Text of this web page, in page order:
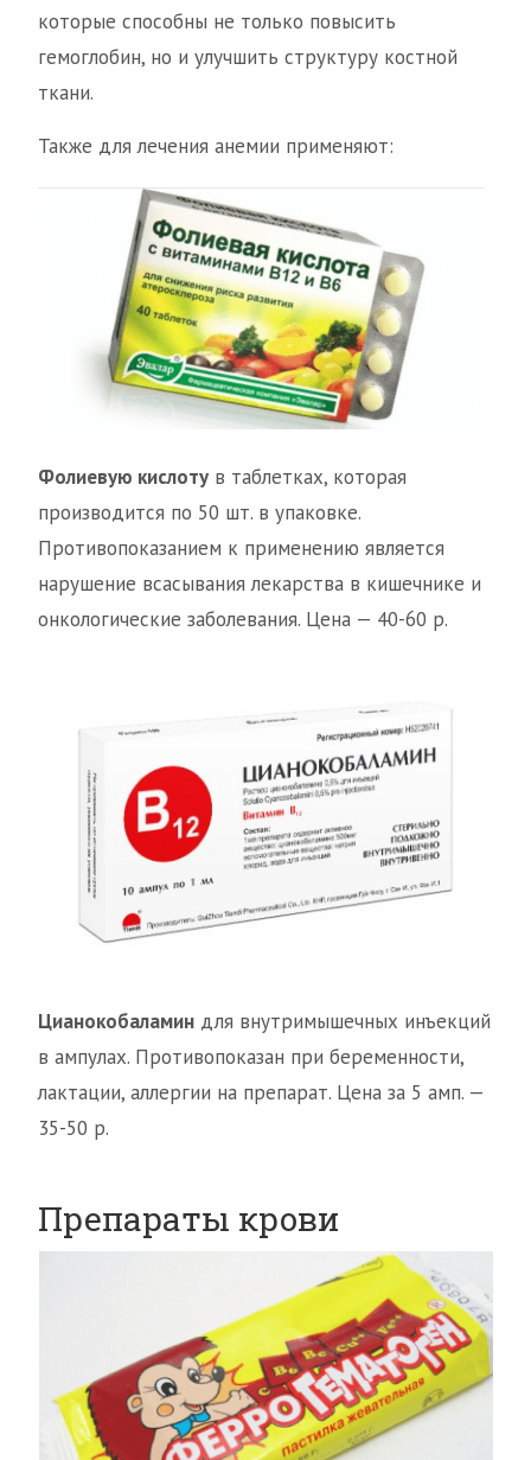
которые способны не только повысить
гемоглобин, но и улучшить структуру костной
ткани.
Также для лечения анемии применяют:
Фолиевую кислоту в таблетках, которая
производится по 50 шт. в упаковке.
Противопоказанием к применению является
нарушение всасывания лекарства в кишечнике и
онкологические заболевания. Цена — 40-60 р.
Цианокобаламин для внутримышечных инъекций
в ампулах. Противопоказан при беременности,
лактации, аллергии на препарат. Цена за 5 амп. —
35-50 р.
Препараты крови